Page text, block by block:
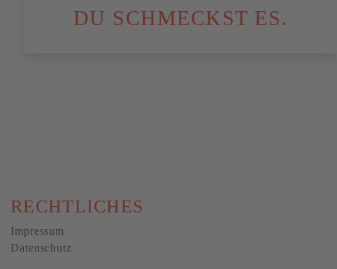
DU SCHMECKST ES.
RECHTLICHES
Impressum
Datenschutz